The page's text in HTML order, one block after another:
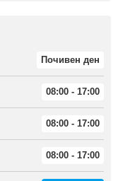
Почивен ден
08:00 - 17:00
08:00 - 17:00
08:00 - 17:00